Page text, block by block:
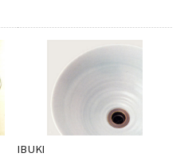
IBUKI